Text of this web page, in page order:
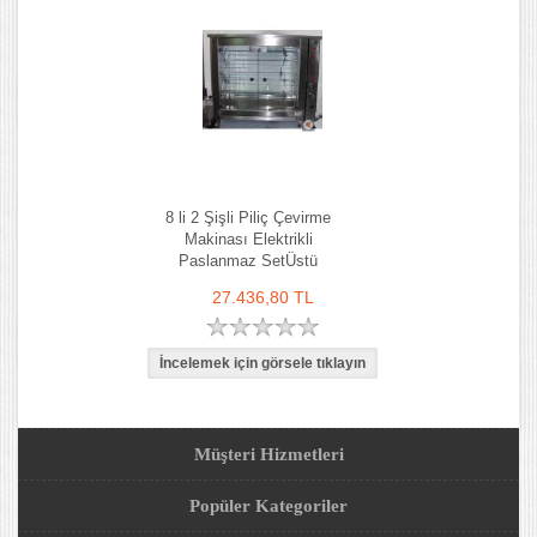
8 li 2 Şişli Piliç Çevirme
Makinası Elektrikli
Paslanmaz SetÜstü
27.436,80 TL
Müşteri Hizmetleri
Popüler Kategoriler